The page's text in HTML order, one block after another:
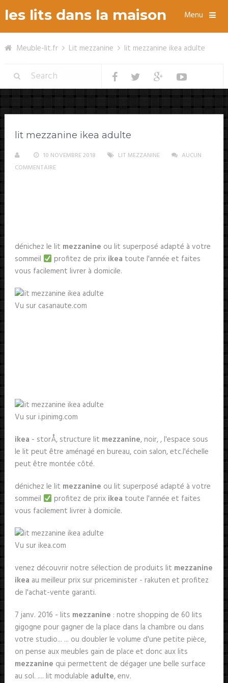
les lits dans la maison Menu
Meuble-lit.fr Lit mezzanine lit mezzanine ikea adulte
lit mezzanine ikea adulte
10 NOVEMBRE 2018 LIT MEZZANINE
AUCUN
COMMENTAIRE
dénichez le lit mezzanine ou lit superposé adapté à votre
sommeil
profitez de prix ikea toute l'année et faites
vous facilement livrer à domicile.
Vu sur casanaute.com
Vu sur i.pinimg.com
ikea - storÅ, structure lit mezzanine, noir, , l'espace sous
le lit peut être aménagé en bureau, coin salon, etc.l'échelle
peut être montée côté.
dénichez le lit mezzanine ou lit superposé adapté à votre
sommeil
profitez de prix ikea toute l'année et faites
vous facilement livrer à domicile.
Vu sur ikea.com
venez découvrir notre sélection de produits lit mezzanine
ikea au meilleur prix sur priceminister - rakuten et profitez
de l'achat-vente garanti.
7 janv. 2016 - lits mezzanine : notre shopping de 60 lits
gigogne pour gagner de la place dans la chambre ou dans
votre studio... ... ou doubler le volume d'une petite pièce,
on pense aux meubles gain de place et donc aux lits
mezzanine qui permettent de dégager une belle surface
au sol. .... lit modulable adulte, env.